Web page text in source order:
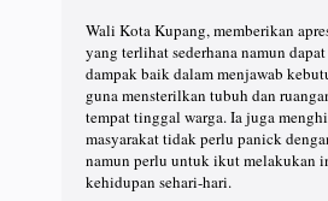
Wali Kota Kupang, memberikan
yang terlihat sederhana namun
dampak baik dalam menjawab
guna mensterilkan tubuh dan
tempat tinggal warga. Ia juga
masyarakat tidak perlu panick
namun perlu untuk ikut melakukan
kehidupan sehari-hari.